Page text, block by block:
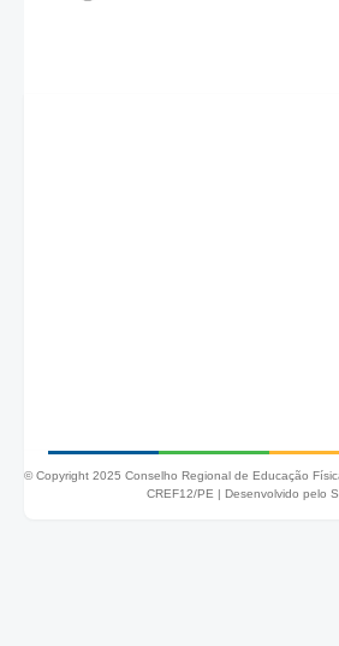
© Copyright 2025 Conselho Regional de Educação
CREF12/PE | Desenvolvido pelo